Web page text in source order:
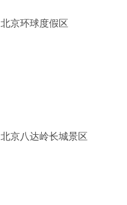
北京环球度假区
北京八达岭长城景区